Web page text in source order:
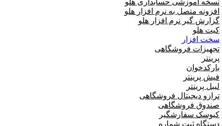
تولیدی
نرم افزار حسابداری اسپاد
نرم افزارهای مشاغل